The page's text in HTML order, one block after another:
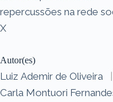
repercussões na rede
X
Autor(es)
Luiz Ademir de Oliveira
|
Carla Montuori